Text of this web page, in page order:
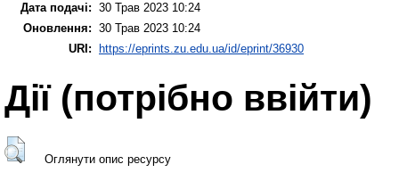
Дата подачі: 30 Трав 2023 10:24
Оновлення: 30 Трав 2023 10:24
URI:
https://eprints.zu.edu.ua/id/eprint/36930
Дії ​​(потрібно ввійти)
Оглянути опис ресурсу